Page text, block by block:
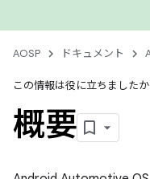
AOSP ドキュメント
この情報は役に立ちましたか
概要